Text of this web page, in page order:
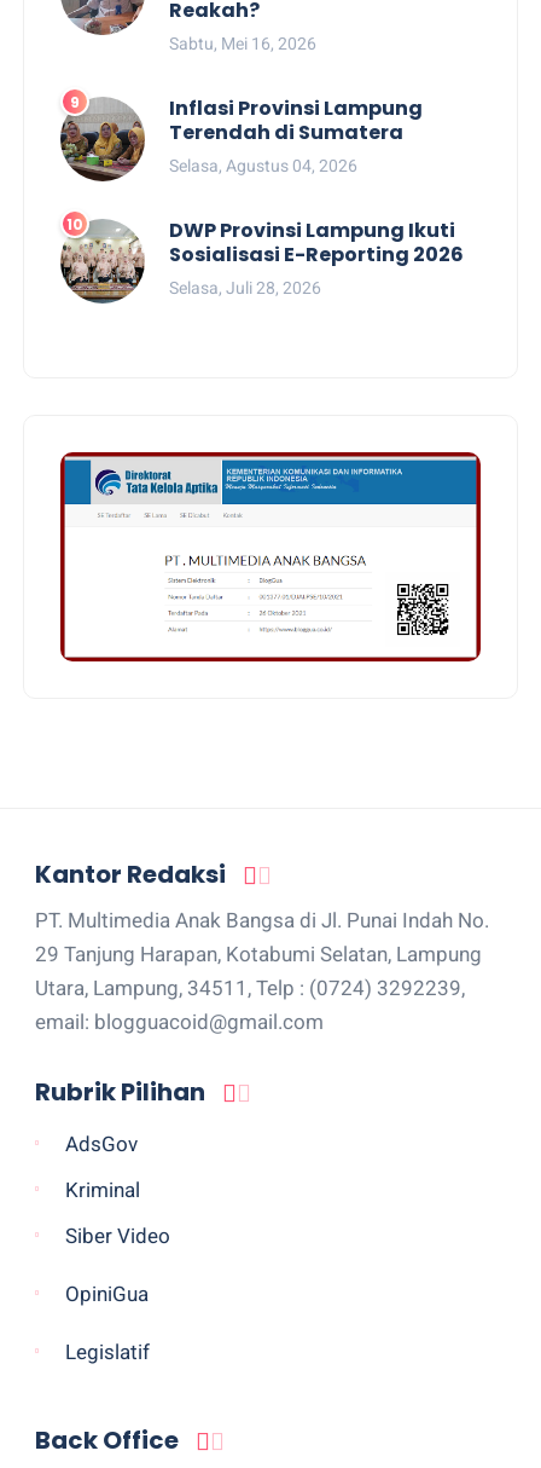
Reakah?
Sabtu, Mei 16, 2026
Inflasi Provinsi Lampung
Terendah di Sumatera
Selasa, Agustus 04, 2026
DWP Provinsi Lampung Ikuti
Sosialisasi E-Reporting 2026
Selasa, Juli 28, 2026
Kantor Redaksi
PT. Multimedia Anak Bangsa di Jl. Punai Indah No.
29 Tanjung Harapan, Kotabumi Selatan, Lampung
Utara, Lampung, 34511, Telp : (0724) 3292239,
email: blogguacoid@gmail.com
Rubrik Pilihan
AdsGov
Kriminal
Siber Video
OpiniGua
Legislatif
Back Office